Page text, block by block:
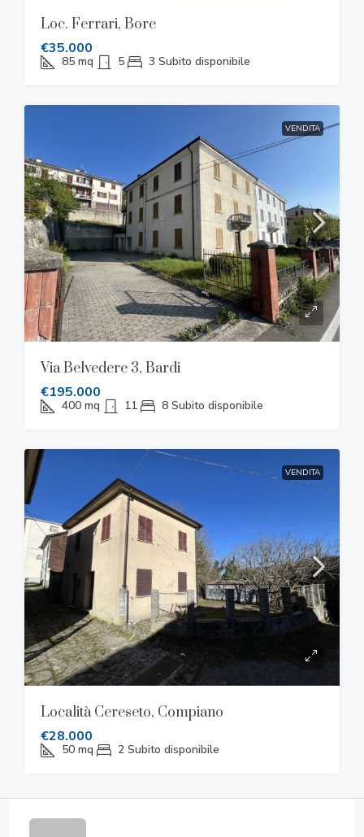
Loc. Ferrari, Bore
€35.000
85 mq 5 3 Subito disponibile
VENDITA
Via Belvedere 3, Bardi
€195.000
400 mq 11 8 Subito disponibile
VENDITA
Località Cereseto, Compiano
€28.000
50 mq 2 Subito disponibile